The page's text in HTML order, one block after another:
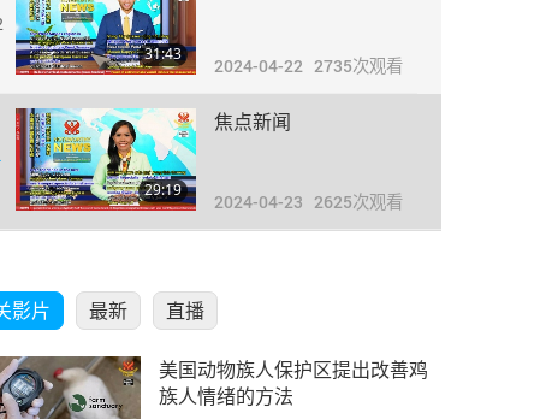
31:43
2024-04-22 2735次观看
29:19
焦点新闻
2024-04-23 2625次观看
31:50
焦点新闻
影片 最新 直播
美国动物族人保护区提出改善鸡
族人情绪的方法